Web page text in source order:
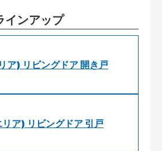
インアップ
ア) リビングドア 開き戸
ア) リビングドア 引戸